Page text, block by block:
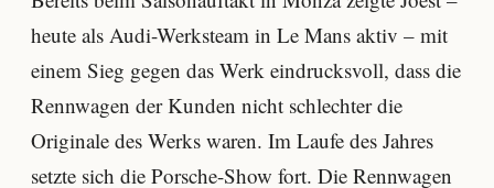
heute als Audi-Werksteam in Le Mans aktiv – mit
einem Sieg gegen das Werk eindrucksvoll, dass die
Rennwagen der Kunden nicht schlechter die
Originale des Werks waren. Im Laufe des Jahres
setzte sich die Porsche-Show fort. Die Rennwagen